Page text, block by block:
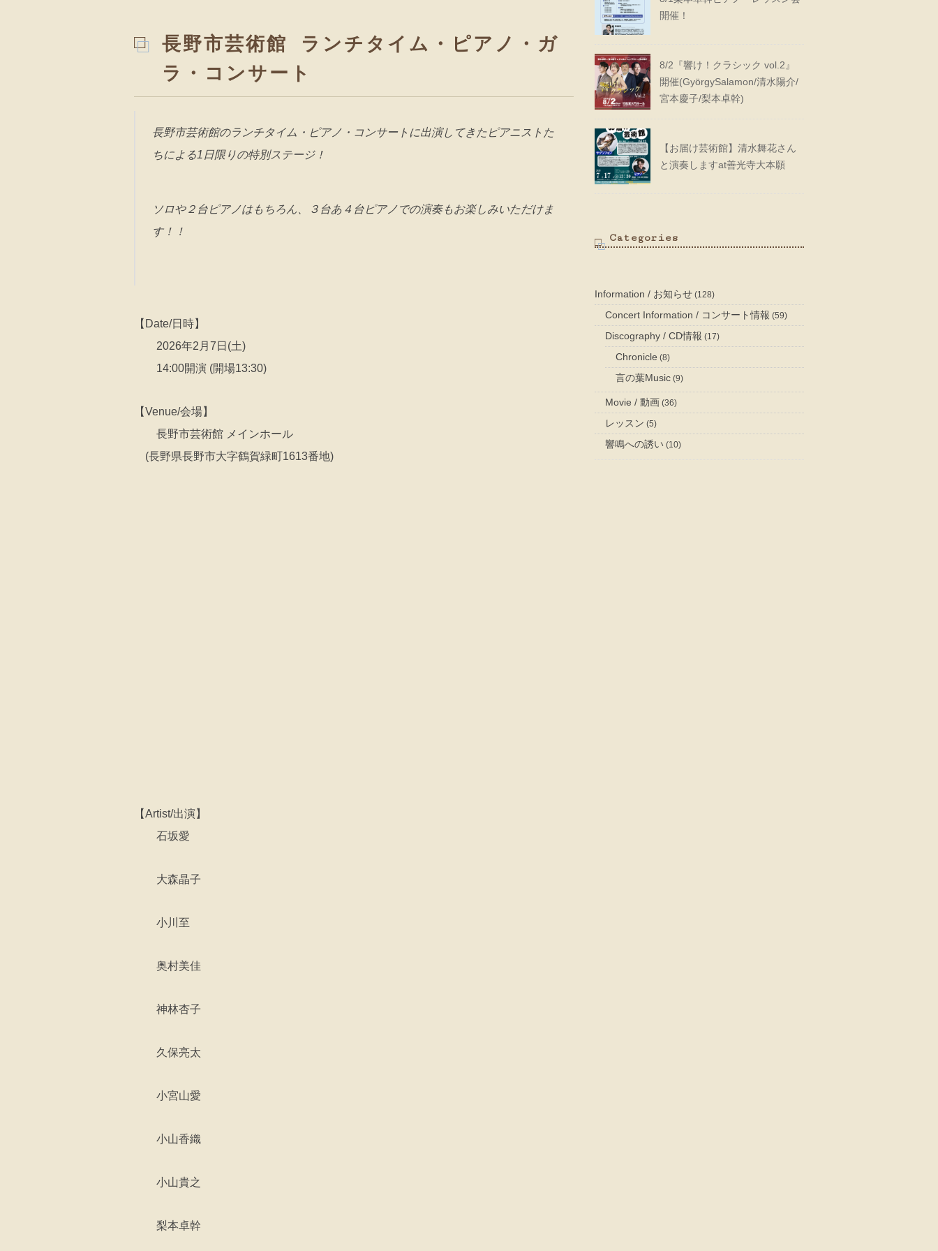
長野市芸術館 ランチタイム・ピアノ・ガ
ラ・コンサート
長野市芸術館のランチタイム・ピアノ・コンサートに出演してきたピアニストた
ちによる1日限りの特別ステージ！
ソロや２台ピアノはもちろん、３台あ４台ピアノでの演奏もお楽しみいただけま
す！！
【Date/日時】
2026年2月7日(土)
14:00開演 (開場13:30)
【Venue/会場】
長野市芸術館 メインホール
(長野県長野市大字鶴賀緑町1613番地)
【Artist/出演】
石坂愛
大森晶子
小川至
奥村美佳
神林杏子
久保亮太
小宮山愛
小山香織
小山貴之
梨本卓幹
開催！
8/2『響け！クラシック vol.2』
開催(GyörgySalamon/清水陽介/
宮本慶子/梨本卓幹)
【お届け芸術館】清水舞花さん
と演奏しますat善光寺大本願
Categories
Information / お知らせ (128)
Concert Information / コンサート情報 (59)
Discography / CD情報 (17)
Chronicle (8)
言の葉Music (9)
Movie / 動画 (36)
レッスン (5)
響鳴への誘い (10)